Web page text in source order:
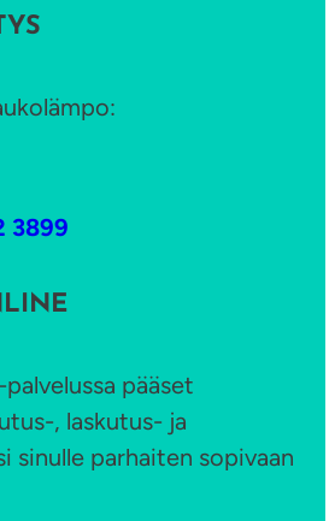
3899
pääset
, laskutus- ja
sinulle parhaiten sopivaan